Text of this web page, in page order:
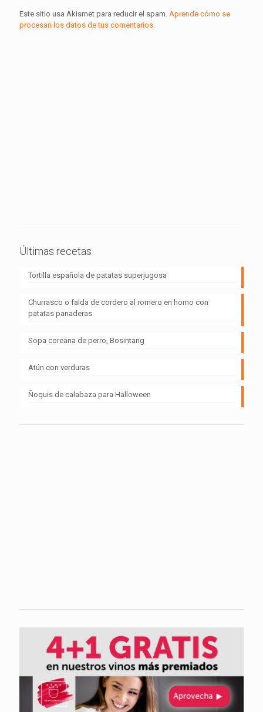
Este sitio usa Akismet para reducir el spam. Aprende cómo se
procesan los datos de tus comentarios.
Últimas recetas
Tortilla española de patatas superjugosa
Churrasco o falda de cordero al romero en horno con
patatas panaderas
Sopa coreana de perro, Bosintang
Atún con verduras
Ñoquis de calabaza para Halloween